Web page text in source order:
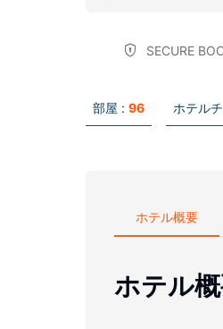
SECURE
部屋 : 96 ホテル
ホテル概要
ホテル